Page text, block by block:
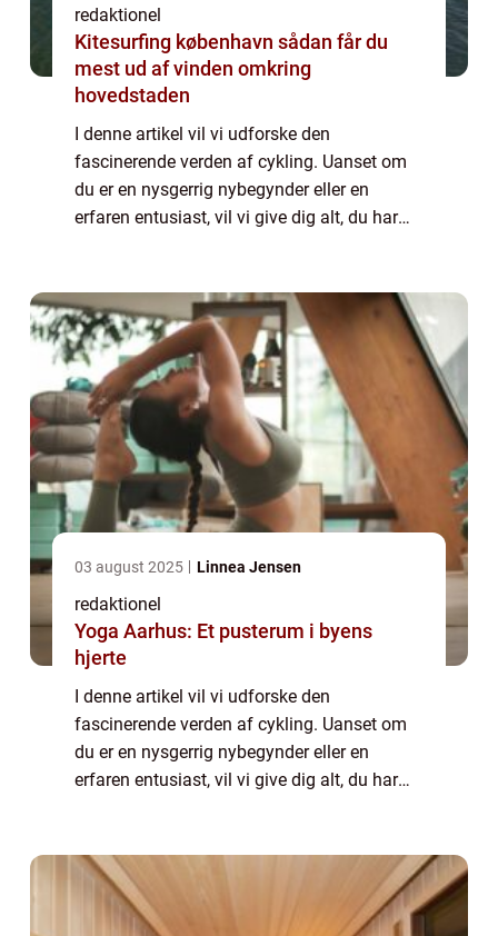
redaktionel
Kitesurfing københavn sådan får du
mest ud af vinden omkring
hovedstaden
I denne artikel vil vi udforske den
fascinerende verden af cykling. Uanset om
du er en nysgerrig nybegynder eller en
erfaren entusiast, vil vi give dig alt, du har
03 august 2025 Linnea Jensen
redaktionel
Yoga Aarhus: Et pusterum i byens
hjerte
I denne artikel vil vi udforske den
fascinerende verden af cykling. Uanset om
du er en nysgerrig nybegynder eller en
erfaren entusiast, vil vi give dig alt, du har